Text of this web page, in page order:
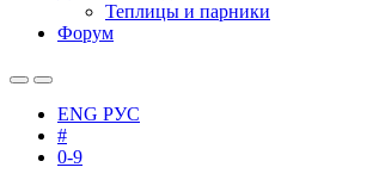
Теплицы и парники
Форум
ENG РУС
#
0-9